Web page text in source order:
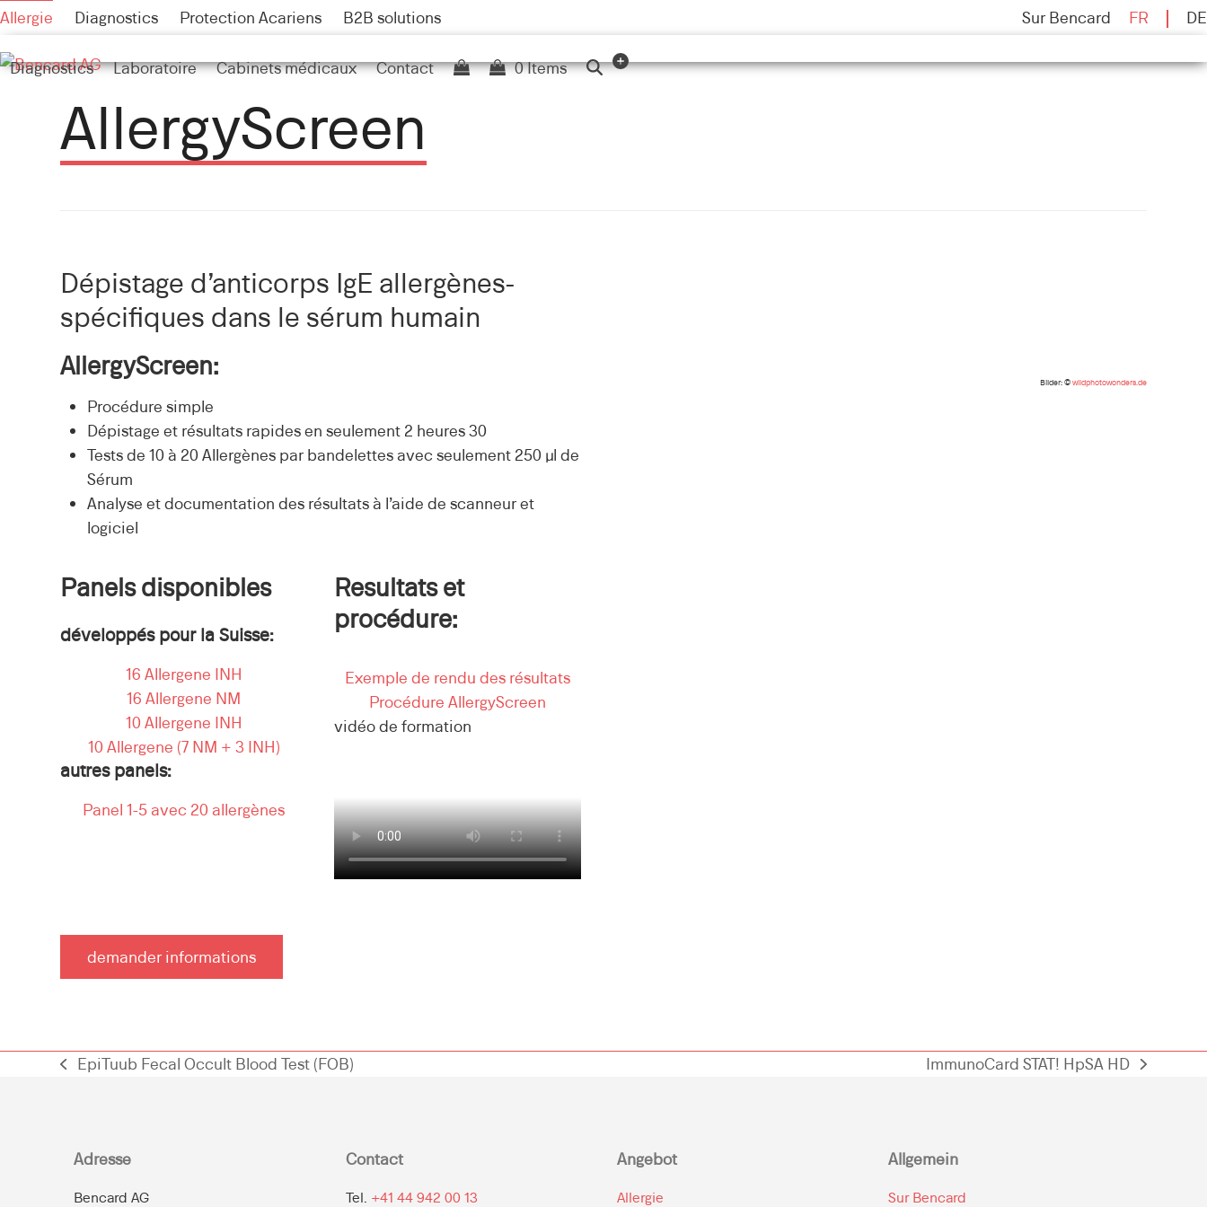
Skip
content
Allergie Diagnostics Protection Acariens B2B solutions Sur Bencard FR DE
Diagnostics Laboratoire Cabinets médicaux Contact 0 Items
AllergyScreen
Dépistage d’anticorps IgE allergènes-
spécifiques dans le sérum humain
AllergyScreen:
Procédure simple
Dépistage et résultats rapides en seulement 2 heures 30
Tests de 10 à 20 Allergènes par bandelettes avec seulement 250 µl de
Sérum
Analyse et documentation des résultats à l’aide de scanneur et
logiciel
Panels disponibles
développés pour la Suisse:
16 Allergene INH
16 Allergene NM
10 Allergene INH
10 Allergene (7 NM + 3 INH)
autres panels:
Panel 1-5 avec 20 allergènes
Resultats et
procédure:
Exemple de rendu des résultats
Procédure AllergyScreen
vidéo de formation
Bilder: ©wildphotowonders.de
demander informations
previous
EpiTuub Fecal Occult Blood Test (FOB)
next
ImmunoCard STAT! HpSA HD
Adresse
Bencard AG
Contact
Tel. +41 44 942 00 13
Angebot
Allergie
Allgemein
Sur Bencard